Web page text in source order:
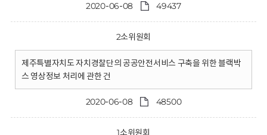
2020-06-08 49437
2소위원회
제주특별자치도 자치경찰단의 공공안전서비스 구축을 위한 블랙박
스 영상정보 처리에 관한 건
2020-06-08 48500
1소위원회